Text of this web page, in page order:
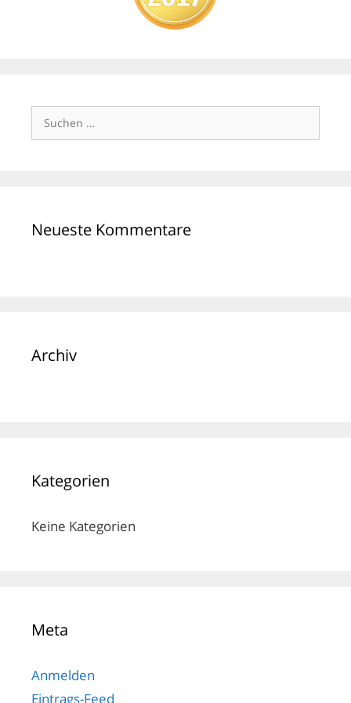
Suchen
nach:
Neueste Kommentare
Archiv
Kategorien
Keine Kategorien
Meta
Anmelden
Eintrags-Feed